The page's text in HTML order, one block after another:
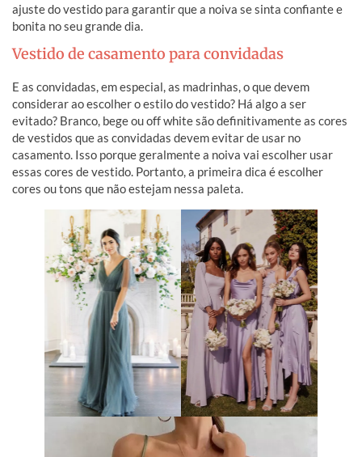
ajuste do vestido para garantir que a noiva se sinta confiante e
bonita no seu grande dia.
Vestido de casamento para convidadas
E as convidadas, em especial, as madrinhas, o que devem
considerar ao escolher o estilo do vestido? Há algo a ser
evitado? Branco, bege ou off white são definitivamente as cores
de vestidos que as convidadas devem evitar de usar no
casamento. Isso porque geralmente a noiva vai escolher usar
essas cores de vestido. Portanto, a primeira dica é escolher
cores ou tons que não estejam nessa paleta.